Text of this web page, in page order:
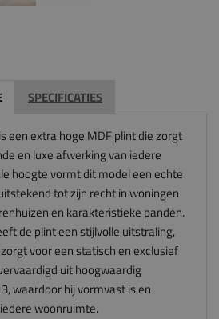
SPECIFICATIES
is een extra hoge MDF plint die zorgt
en luxe afwerking van iedere
hoogte vormt dit model een echte
tot zijn recht in woningen
en karakteristieke panden.
de plint een stijlvolle uitstraling,
voor een statisch en exclusief
uit hoogwaardig
waardoor hij vormvast is en
woonruimte.